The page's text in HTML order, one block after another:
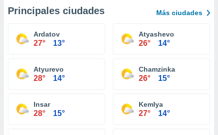
Principales ciudades Más ciudades
Ardatov
27° 13°
Atyashevo
26° 14°
Atyurevo
28° 14°
Chamzinka
26° 15°
Insar
28° 15°
Kemlya
27° 14°